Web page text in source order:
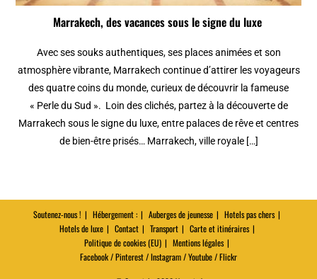
Marrakech, des vacances sous le signe du luxe
Avec ses souks authentiques, ses places animées et son
atmosphère vibrante, Marrakech continue d’attirer les voyageurs
des quatre coins du monde, curieux de découvrir la fameuse
« Perle du Sud ». Loin des clichés, partez à la découverte de
Marrakech sous le signe du luxe, entre palaces de rêve et centres
de bien-être prisés… Marrakech, ville royale […]
Soutenez-nous ! Hébergement : Auberges de jeunesse
Hotels pas chers
Hotels de luxe
Contact Transport
Carte et itinéraires
Politique de cookies (EU)
Mentions légales
Facebook / Pinterest / Instagram / Youtube / Flickr